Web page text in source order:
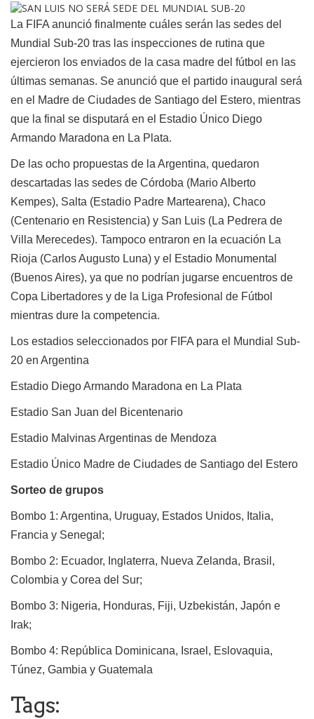
La FIFA anunció finalmente cuáles serán las sedes del
Mundial Sub-20 tras las inspecciones de rutina que
ejercieron los enviados de la casa madre del fútbol en las
últimas semanas. Se anunció que el partido inaugural será
en el Madre de Ciudades de Santiago del Estero, mientras
que la final se disputará en el Estadio Único Diego
Armando Maradona en La Plata.
De las ocho propuestas de la Argentina, quedaron
descartadas las sedes de Córdoba (Mario Alberto
Kempes), Salta (Estadio Padre Martearena), Chaco
(Centenario en Resistencia) y San Luis (La Pedrera de
Villa Merecedes). Tampoco entraron en la ecuación La
Rioja (Carlos Augusto Luna) y el Estadio Monumental
(Buenos Aires), ya que no podrían jugarse encuentros de
Copa Libertadores y de la Liga Profesional de Fútbol
mientras dure la competencia.
Los estadios seleccionados por FIFA para el Mundial Sub-
20 en Argentina
Estadio Diego Armando Maradona en La Plata
Estadio San Juan del Bicentenario
Estadio Malvinas Argentinas de Mendoza
Estadio Único Madre de Ciudades de Santiago del Estero
Sorteo de grupos
Bombo 1: Argentina, Uruguay, Estados Unidos, Italia,
Francia y Senegal;
Bombo 2: Ecuador, Inglaterra, Nueva Zelanda, Brasil,
Colombia y Corea del Sur;
Bombo 3: Nigeria, Honduras, Fiji, Uzbekistán, Japón e
Irak;
Bombo 4: República Dominicana, Israel, Eslovaquia,
Túnez, Gambia y Guatemala
Tags: